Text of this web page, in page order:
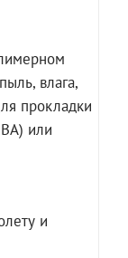
влага,
прокладки
или
и